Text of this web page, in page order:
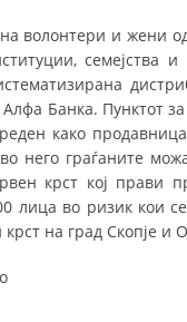
ЧЛЕНСТВО ВО
волонтери и жени
семејства
Банка. Пунктот за
како
него граѓаните
крст кој прави
лица во ризик кои
на град Скопје и